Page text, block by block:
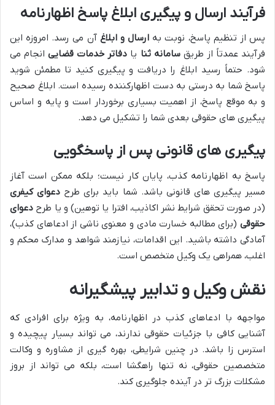
فرآیند ارسال و پیگیری ابلاغ پاسخ اظهارنامه
پس از تنظیم پاسخ، نوبت به ارسال و ابلاغ آن می رسد. امروزه این
فرآیند عمدتاً از طریقسامانه ثنا یا دفاتر خدمات قضاییانجام می
شود. حتماً رسید ابلاغ را دریافت و پیگیری کنید تا مطمئن شوید
پاسخ شما به درستی به دست اظهارکننده رسیده است. ابلاغ صحیح
و به موقع پاسخ، از اهمیت بسیاری برخوردار است و پایه و اساس
پیگیری های حقوقی بعدی شما را تشکیل می دهد.
پیگیری های قانونی پس از پاسخگویی
پاسخ به اظهارنامه کذب، پایان کار نیست؛ بلکه ممکن است آغاز
مسیر پیگیری های قانونی باشد. شما باید برای طرح دعوای کیفری
(در صورت تحقق شرایط نشر اکاذیب، افترا یا توهین) و یا طرح دعوای
حقوقی (برای مطالبه خسارت مادی و معنوی ناشی از ادعاهای کذب)،
آمادگی داشته باشید. این اقدامات، نیازمند شواهد و مدارک محکم و
اغلب، همراهی یک وکیل متخصص است.
نقش وکیل و تدابیر پیشگیرانه
مواجهه با ادعاهای کذب در اظهارنامه، به ویژه برای افرادی که
آشنایی کافی با جزئیات حقوقی ندارند، می تواند بسیار پیچیده و
استرس زا باشد. در چنین شرایطی، بهره گیری از مشاوره و وکالت
متخصصین حقوقی، نه تنها راهگشا است، بلکه می تواند از بروز
مشکلات بزرگ تر در آینده جلوگیری کند.